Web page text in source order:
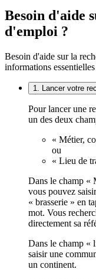
Besoin d'aide
d'emploi ?
Besoin d'aide sur la
informations
1. Lancer votre
Pour lancer une
un des deux
« Métier,
ou
« Lieu de
Dans le champ «
vous pouvez
« brasserie » en
mot. Vous
directement sa
Dans le champ «
saisir une
un continent.